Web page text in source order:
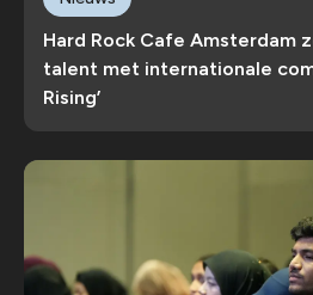
Hard Rock Cafe Amsterdam
talent met internationale
Rising’